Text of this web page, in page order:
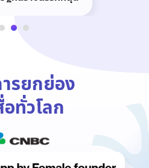
รยกย่อง
ทั่วโลก